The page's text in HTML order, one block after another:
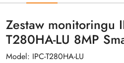
Zestaw monitoringu
T280HA-LU 8MP
Model: IPC-T280HA-LU